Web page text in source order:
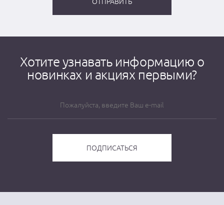
Хотите узнавать информацию о
новинках и акциях первыми?